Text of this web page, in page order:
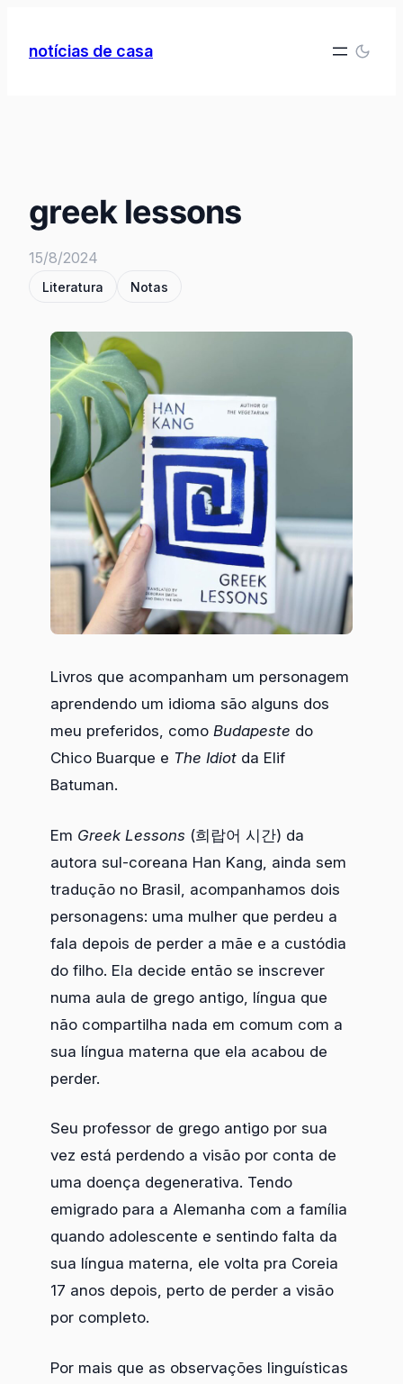
paranotícias de casa
greek lessons
15/8/2024
Literatura Notas
Livros que acompanham um personagem
aprendendo um idioma são alguns dos
meu preferidos, como Budapeste do
Chico Buarque e The Idiot da Elif
Batuman.
Em Greek Lessons (희랍어 시간) da
autora sul-coreana Han Kang, ainda sem
tradução no Brasil, acompanhamos dois
personagens: uma mulher que perdeu a
fala depois de perder a mãe e a custódia
do filho. Ela decide então se inscrever
numa aula de grego antigo, língua que
não compartilha nada em comum com a
sua língua materna que ela acabou de
perder.
Seu professor de grego antigo por sua
vez está perdendo a visão por conta de
uma doença degenerativa. Tendo
emigrado para a Alemanha com a família
quando adolescente e sentindo falta da
sua língua materna, ele volta pra Coreia
17 anos depois, perto de perder a visão
por completo.
Por mais que as observações linguísticas